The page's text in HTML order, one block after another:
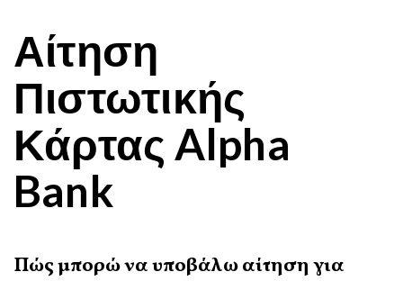
Αίτηση
Πιστωτικής
Κάρτας Alpha
Bank
Πώς μπορώ να υποβάλω αίτηση για